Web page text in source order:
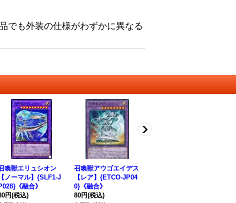
でも外装の仕様がわずかに異なる
喚獣エリュシオン
【ノーマル】{SLF1-J
《融合》
円(税込)
召喚獣アウゴエイデス
【レア】{ETCO-JP04
0}《融合》
80円(税込)